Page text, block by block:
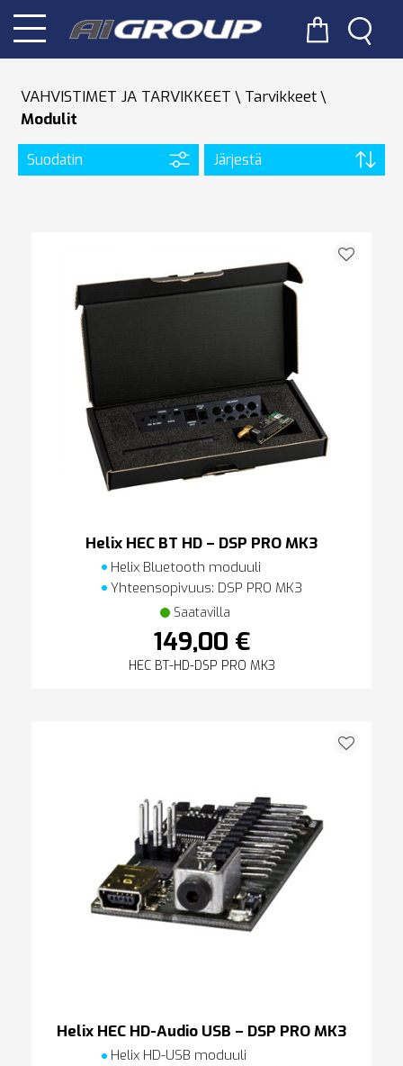
VAHVISTIMET JA TARVIKKEET
Tarvikkeet
Modulit
Suodatin Järjestä
Helix HEC BT HD – DSP PRO MK3
Helix Bluetooth moduuli
Yhteensopivuus: DSP PRO MK3
Saatavilla
149,00 €
HEC BT-HD-DSP PRO MK3
Helix HEC HD-Audio USB – DSP PRO MK3
Helix HD-USB moduuli